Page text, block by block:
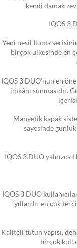
kendi damak
IQOS 3
Yeni nesil Iluma
birçok ülkesinde en
IQOS 3 DUO’nun en
imkânı sunmasıdır.
Manyetik kapak
sayesinde
IQOS 3 DUO yalnızca
IQOS 3 DUO
yıllardır en çok
Kaliteli tütün yapısı,
birçok